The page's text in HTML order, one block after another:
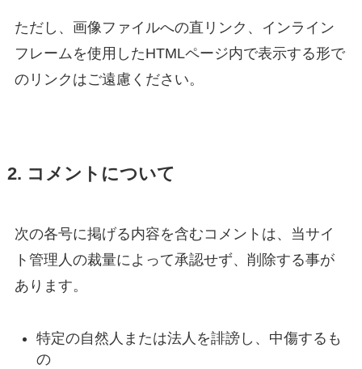
ただし、画像ファイルへの直リンク、インライン
フレームを使用したHTMLページ内で表示する形で
のリンクはご遠慮ください。
2. コメントについて
次の各号に掲げる内容を含むコメントは、当サイ
ト管理人の裁量によって承認せず、削除する事が
あります。
特定の自然人または法人を誹謗し、中傷するも
の